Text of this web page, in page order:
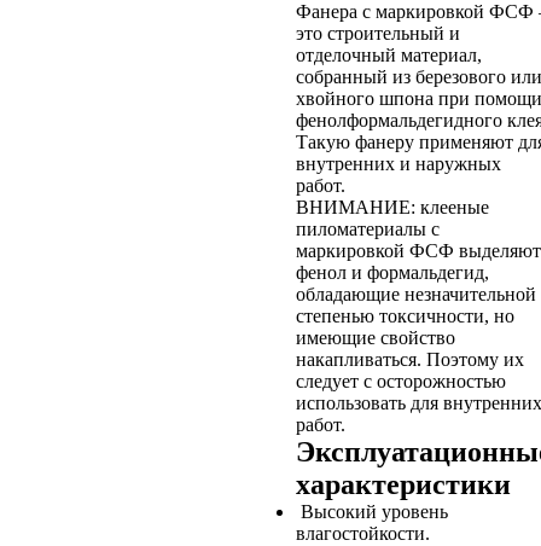
Фанера с маркировкой ФСФ
это строительный и
отделочный материал,
собранный из березового или
хвойного шпона при помощи
фенолформальдегидного
Такую фанеру применяют
внутренних и наружных
работ.
ВНИМАНИЕ: клееные
пиломатериалы с
маркировкой ФСФ выделяют
фенол и формальдегид,
обладающие незначительной
степенью токсичности, но
имеющие свойство
накапливаться. Поэтому их
следует с осторожностью
использовать для внутренних
работ.
характеристики
Высокий уровень
влагостойкости.